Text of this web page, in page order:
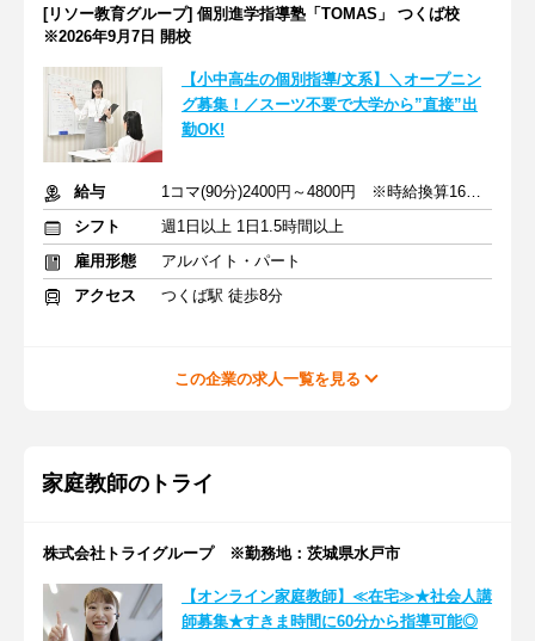
[リソー教育グループ] 個別進学指導塾「TOMAS」 つくば校
※2026年9月7日 開校
【小中高生の個別指導/文系】＼オープニン
グ募集！／スーツ不要で大学から”直接”出
勤OK!
給与
1コマ(90分)2400円～4800円 ※時給換算1600円～3200円
シフト
週1日以上 1日1.5時間以上
雇用形態
アルバイト・パート
アクセス
つくば駅 徒歩8分
この企業の求人一覧を見る
家庭教師のトライ
株式会社トライグループ ※勤務地：茨城県水戸市
【オンライン家庭教師】≪在宅≫★社会人講
師募集★すきま時間に60分から指導可能◎